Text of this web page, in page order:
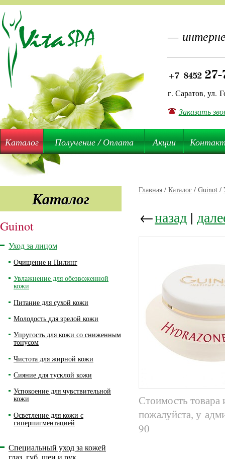
—
+7 845227-
г. Саратов, ул.
Заказать
Каталог Получение / Оплата Акции
Каталог
Guinot
Уход за лицом
Очищение и Пилинг
Увлажнение для обезвоженной
кожи
Питание для сухой кожи
Молодость для зрелой кожи
Упругость для кожи со сниженным
тонусом
Чистота для жирной кожи
Сияние для тусклой кожи
Успокоение для чувствительной
кожи
Осветление для кожи с
гиперпигментацией
Специальный уход за кожей
глаз, губ, шеи и рук
Главная / Каталог / Guinot /
←назад |
Стоимость
пожалуйста, у
90